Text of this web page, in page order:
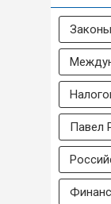
Законы
Павел